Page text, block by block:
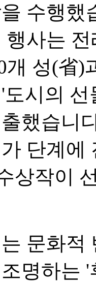
수행
행사는
개 성(省)
시의
했습니
단계에
상작이
문화적
명하는